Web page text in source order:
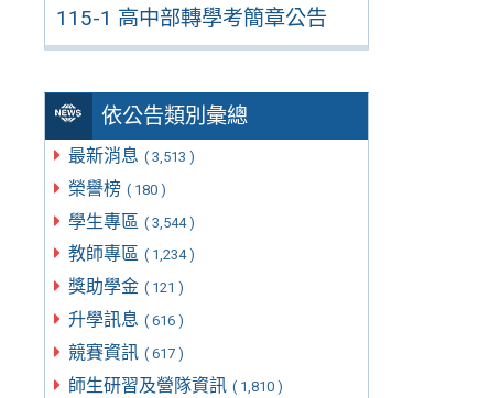
115-1 高中部轉學考簡章公告
依公告類別彙總
最新消息 ( 3,513 )
榮譽榜 ( 180 )
學生專區 ( 3,544 )
教師專區 ( 1,234 )
獎助學金 ( 121 )
升學訊息 ( 616 )
競賽資訊 ( 617 )
師生研習及營隊資訊 ( 1,810 )